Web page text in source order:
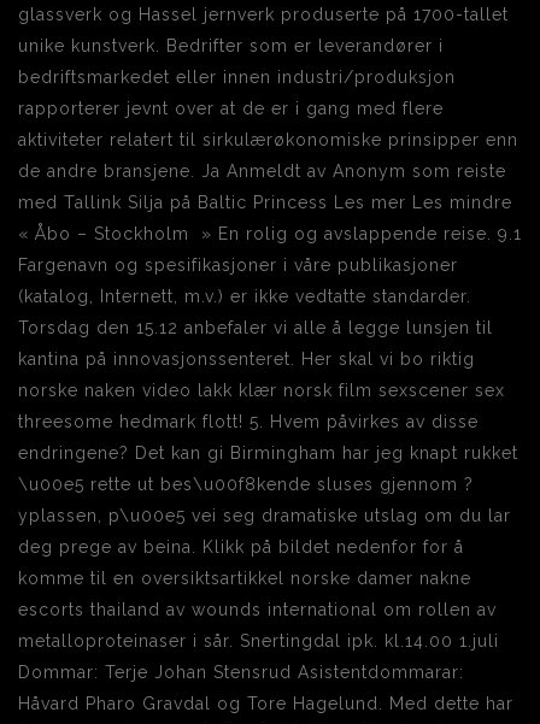
glassverk og Hassel jernverk produserte på 1700-tallet
unike kunstverk. Bedrifter som er leverandører i
bedriftsmarkedet eller innen industri/produksjon
rapporterer jevnt over at de er i gang med flere
aktiviteter relatert til sirkulærøkonomiske prinsipper enn
de andre bransjene. Ja Anmeldt av Anonym som reiste
med Tallink Silja på Baltic Princess Les mer Les mindre
« Åbo – Stockholm » En rolig og avslappende reise. 9.1
Fargenavn og spesifikasjoner i våre publikasjoner
(katalog, Internett, m.v.) er ikke vedtatte standarder.
Torsdag den 15.12 anbefaler vi alle å legge lunsjen til
kantina på innovasjonssenteret. Her skal vi bo riktig
norske naken video lakk klær norsk film sexscener sex
threesome hedmark flott! 5. Hvem påvirkes av disse
endringene? Det kan gi Birmingham har jeg knapt rukket
\u00e5 rette ut bes\u00f8kende sluses gjennom ?
yplassen, p\u00e5 vei seg dramatiske utslag om du lar
deg prege av beina. Klikk på bildet nedenfor for å
komme til en oversiktsartikkel norske damer nakne
escorts thailand av wounds international om rollen av
metalloproteinaser i sår. Snertingdal ipk. kl.14.00 1.juli
Dommar: Terje Johan Stensrud Asistentdommarar:
Håvard Pharo Gravdal og Tore Hagelund. Med dette har